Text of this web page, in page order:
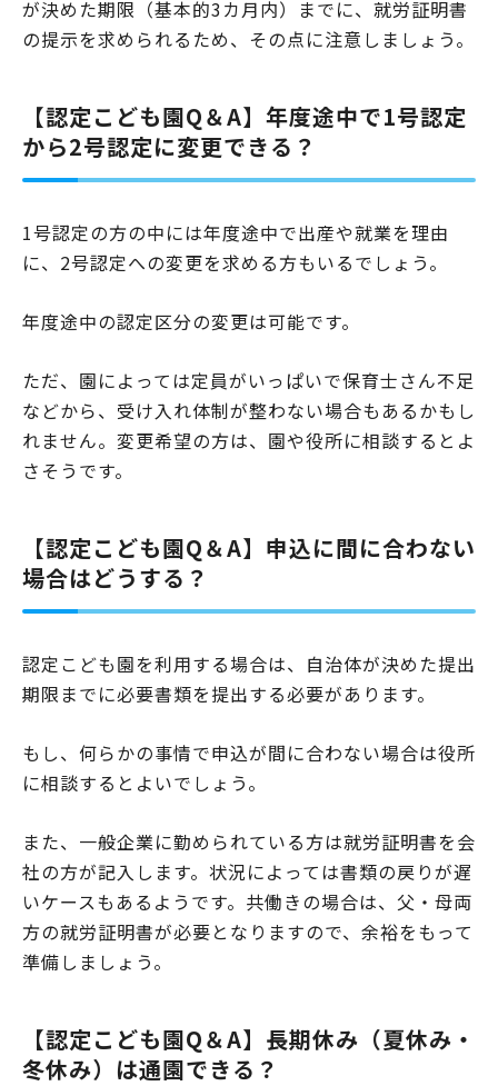
が決めた期限（基本的3カ月内）までに、就労証明書
の提示を求められるため、その点に注意しましょう。
【認定こども園Q＆A】年度途中で1号認定
から2号認定に変更できる？
1号認定の方の中には年度途中で出産や就業を理由
に、2号認定への変更を求める方もいるでしょう。
年度途中の認定区分の変更は可能です。
ただ、園によっては定員がいっぱいで保育士さん不足
などから、受け入れ体制が整わない場合もあるかもし
れません。変更希望の方は、園や役所に相談するとよ
さそうです。
【認定こども園Q＆A】申込に間に合わない
場合はどうする？
認定こども園を利用する場合は、自治体が決めた提出
期限までに必要書類を提出する必要があります。
もし、何らかの事情で申込が間に合わない場合は役所
に相談するとよいでしょう。
また、一般企業に勤められている方は就労証明書を会
社の方が記入します。状況によっては書類の戻りが遅
いケースもあるようです。共働きの場合は、父・母両
方の就労証明書が必要となりますので、余裕をもって
準備しましょう。
【認定こども園Q＆A】長期休み（夏休み・
冬休み）は通園できる？